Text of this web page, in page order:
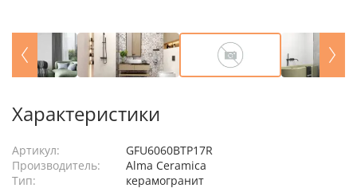
Характеристики
Артикул:
GFU6060BTP17R
Производитель:
Alma Ceramica
Тип:
керамогранит